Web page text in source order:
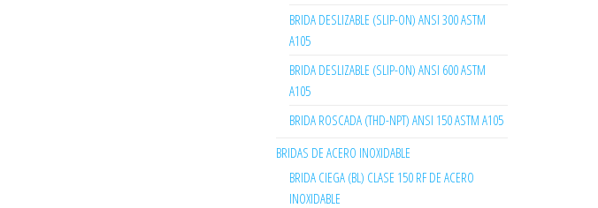
BRIDA DESLIZABLE (SLIP-ON) ANSI 300 ASTM
A105
BRIDA DESLIZABLE (SLIP-ON) ANSI 600 ASTM
A105
BRIDA ROSCADA (THD-NPT) ANSI 150 ASTM A105
BRIDAS DE ACERO INOXIDABLE
BRIDA CIEGA (BL) CLASE 150 RF DE ACERO
INOXIDABLE